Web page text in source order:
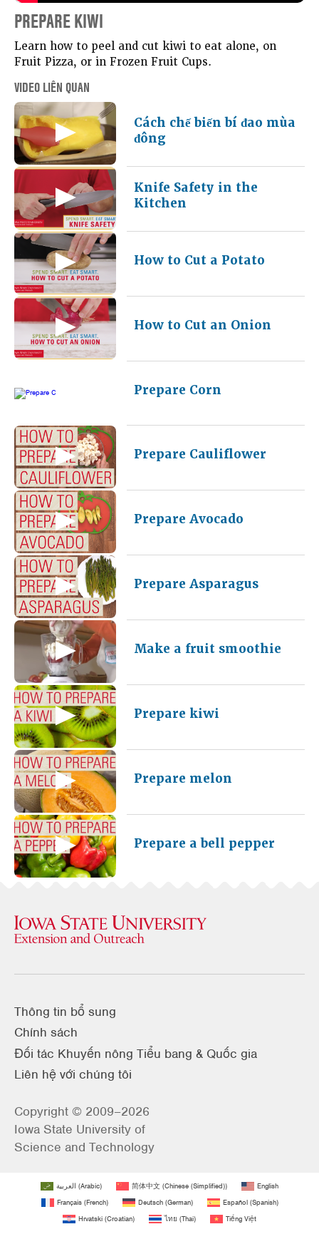
PREPARE KIWI
Learn how to peel and cut kiwi to eat alone, on
Fruit Pizza, or in Frozen Fruit Cups.
VIDEO LIÊN QUAN
Cách chế biến bí đao mùa
đông
Knife Safety in the
Kitchen
How to Cut a Potato
How to Cut an Onion
Prepare Corn
Prepare Cauliflower
Prepare Avocado
Prepare Asparagus
Make a fruit smoothie
Prepare kiwi
Prepare melon
Prepare a bell pepper
Thông tin bổ sung
Chính sách
Đối tác Khuyến nông Tiểu bang & Quốc gia
Liên hệ với chúng tôi
Copyright © 2009–2026
Iowa State University of
Science and Technology
العربية (Arabic) 简体中文 (Chinese (Simplified))
English
Français(French) Deutsch(German) Español(Spanish)
Hrvatski (Croatian) ไทย (Thai) Tiếng Việt